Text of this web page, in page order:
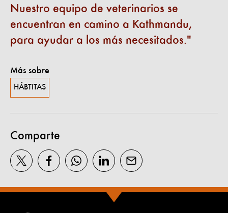
Nuestro equipo de veterinarios se
encuentran en camino a Kathmandu,
para ayudar a los más necesitados.
Más sobre
HÁBTITAS
Comparte